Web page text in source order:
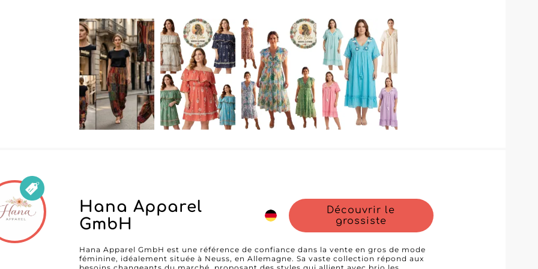
Découvrez pourquoi les professionnels de la région font confiance à Unidiva
Clothing pour rester à la pointe de la mode féminine.
Hana Apparel
GmbH
Découvrir le
grossiste
Hana Apparel GmbH est une référence de confiance dans la vente en gros de mode
féminine, idéalement située à Neuss, en Allemagne. Sa vaste collection répond aux